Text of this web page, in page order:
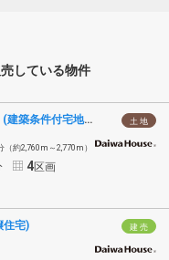
している物件
土 地
セキュレア富士河口湖小立 (建築条件付宅地分譲)
約2,760m～2,770m）
4区画
建 売
宅)